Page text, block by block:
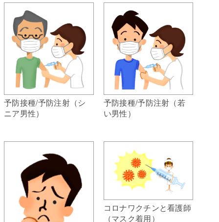
予防接種/予防注射（シ
ニア男性）
予防接種/予防注射（若
い男性）
コロナワクチンと看護師
（マスク着用）